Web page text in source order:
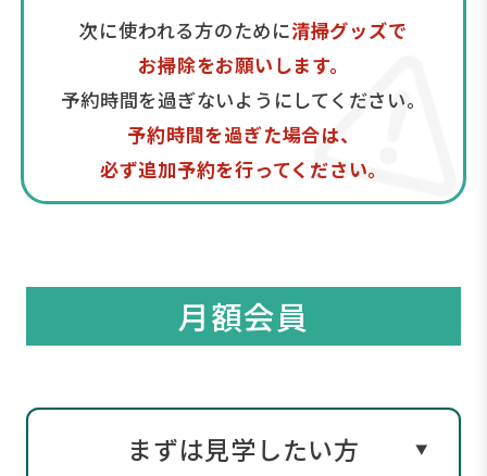
次に使われる方のために清掃グッズで
お掃除をお願いします。
予約時間を過ぎないようにしてください。
予約時間を過ぎた場合は、
必ず追加予約を行ってください。
月額会員
まずは見学したい方